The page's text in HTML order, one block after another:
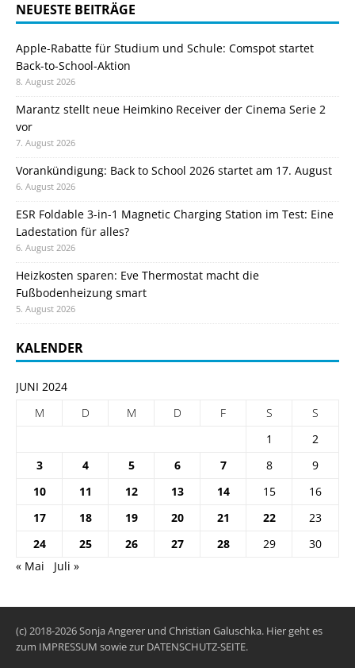
NEUESTE BEITRÄGE
Apple-Rabatte für Studium und Schule: Comspot startet
Back-to-School-Aktion
8. August 2026
Marantz stellt neue Heimkino Receiver der Cinema Serie 2
vor
7. August 2026
Vorankündigung: Back to School 2026 startet am 17. August
6. August 2026
ESR Foldable 3-in-1 Magnetic Charging Station im Test: Eine
Ladestation für alles?
6. August 2026
Heizkosten sparen: Eve Thermostat macht die
Fußbodenheizung smart
5. August 2026
KALENDER
JUNI 2024
M
D M D F S
S
1
2
3
4 5 6 7 8
9
10
11 12 13 14 15
16
17
18 19 20 21 22
23
24
25 26 27 28 29
30
« Mai
Juli »
(c) 2018-2026 Sonja Angerer und Christian Galuschka. Hier geht es
zum IMPRESSUM sowie zur DATENSCHUTZ-SEITE.